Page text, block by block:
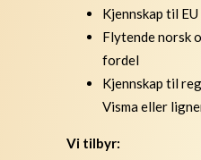
Kjennskap til
Flytende norsk
fordel
Kjennskap til
Visma eller
Vi tilbyr: